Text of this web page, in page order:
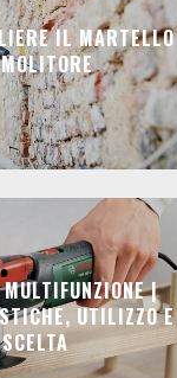
IL MARTELLO
|
UTILIZZO E
SCELTA